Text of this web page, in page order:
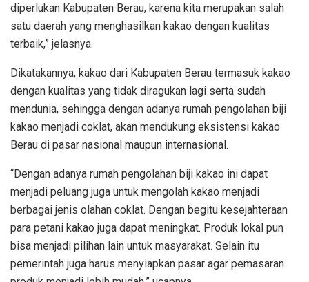
diperlukan Kabupaten Berau, karena kita merupakan salah
satu daerah yang menghasilkan kakao dengan kualitas
terbaik,” jelasnya.
Dikatakannya, kakao dari Kabupaten Berau termasuk kakao
dengan kualitas yang tidak diragukan lagi serta sudah
mendunia, sehingga dengan adanya rumah pengolahan biji
kakao menjadi coklat, akan mendukung eksistensi kakao
Berau di pasar nasional maupun internasional.
“Dengan adanya rumah pengolahan biji kakao ini dapat
menjadi peluang juga untuk mengolah kakao menjadi
berbagai jenis olahan coklat. Dengan begitu kesejahteraan
para petani kakao juga dapat meningkat. Produk lokal pun
bisa menjadi pilihan lain untuk masyarakat. Selain itu
pemerintah juga harus menyiapkan pasar agar pemasaran